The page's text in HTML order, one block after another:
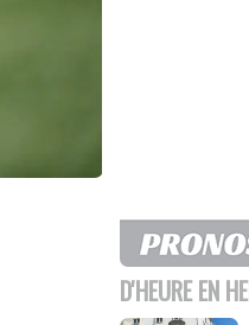
D'HEURE EN